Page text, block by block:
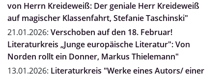
von Herrn Kreideweiß: Der geniale Herr Kreideweiß
auf magischer Klassenfahrt, Stefanie Taschinski"
21.01.2026: Verschoben auf den 18. Februar!
Literaturkreis „Junge europäische Literatur": Von
Norden rollt ein Donner, Markus Thielemann"
13.01.2026: Literaturkreis "Werke eines Autors/ einer